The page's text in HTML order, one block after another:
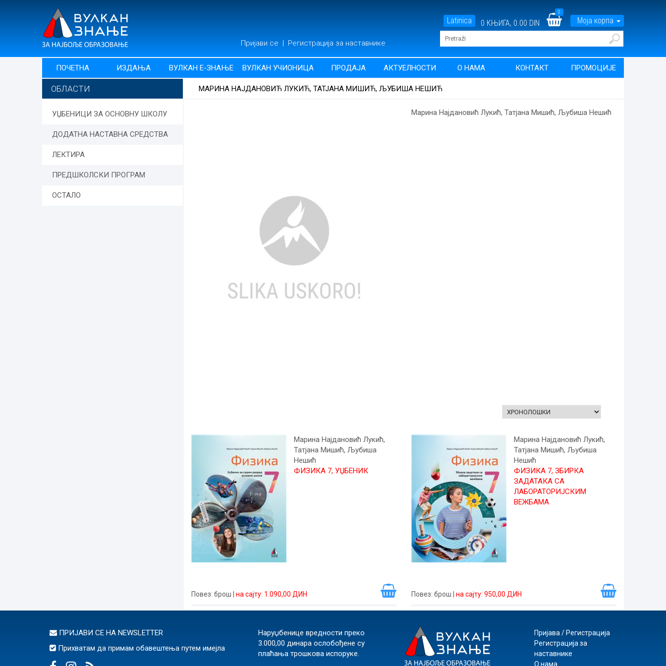
Latinica 0 КЊИГА, 0.00 DIN
0
Моја корпа
Пријави се | Регистрација за наставнике
ПОЧЕТНА ИЗДАЊА ВУЛКАН Е-ЗНАЊЕ ВУЛКАН УЧИОНИЦА ПРОДАЈА АКТУЕЛНОСТИ О НАМА КОНТАКТ ПРОМОЦИЈЕ
ОБЛАСТИ
УЏБЕНИЦИ ЗА ОСНОВНУ ШКОЛУ
ДОДАТНА НАСТАВНА СРЕДСТВА
ЛЕКТИРА
ПРЕДШКОЛСКИ ПРОГРАМ
ОСТАЛО
МАРИНА НАЈДАНОВИЋ ЛУКИЋ, ТАТЈАНА МИШИЋ, ЉУБИША НЕШИЋ
Марина Најдановић Лукић, Татјана Мишић, Љубиша Нешић
Марина Најдановић Лукић,
Татјана Мишић, Љубиша
Нешић
ФИЗИКА 7, УЏБЕНИК
Повез: брош | на сајту: 1.090,00 ДИН
Марина Најдановић Лукић,
Татјана Мишић, Љубиша
Нешић
ФИЗИКА 7, ЗБИРКА
ЗАДАТАКА СА
ЛАБОРАТОРИЈСКИМ
ВЕЖБАМА
Повез: брош | на сајту: 950,00 ДИН
ПРИЈАВИ СЕ НА NEWSLETTER
Прихватам да примам обавештења путем имејла
Наруџбенице вредности преко
3.000,00 динара ослобођене су
плаћања трошкова испоруке.
Пријава / Регистрација
Регистрација за
наставнике
О нама